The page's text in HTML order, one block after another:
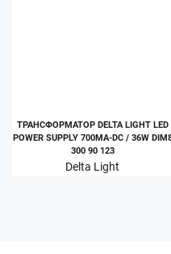
ТРАНСФОРМАТОР DELTA LIGHT LED
POWER SUPPLY 700MA-DC / 36W
300 90 123
Delta Light